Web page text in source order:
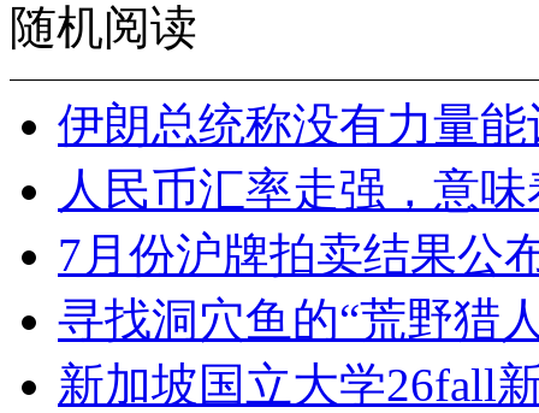
随机阅读
伊朗总统称没有力量
人民币汇率走强，意
7月份沪牌拍卖结果公
寻找洞穴鱼的“荒野猎
新加坡国立大学26fall